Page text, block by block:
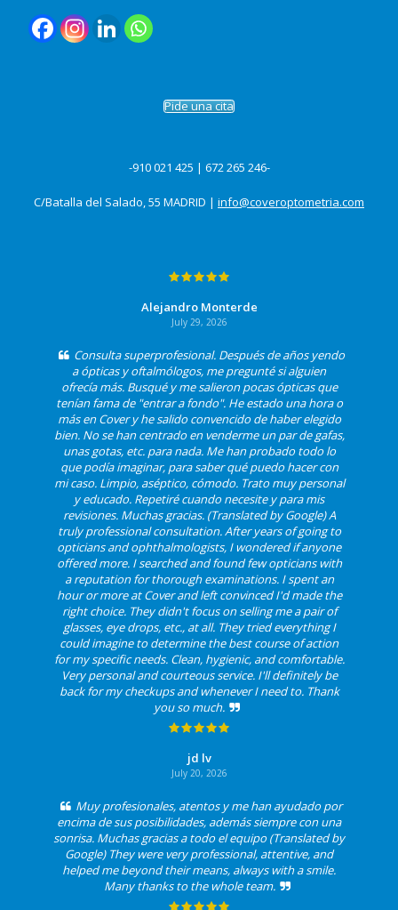
Pide una cita
-910 021 425 | 672 265 246-
C/Batalla del Salado, 55 MADRID | info@coveroptometria.com
Alejandro Monterde
July 29, 2026
Consulta superprofesional. Después de años yendo
a ópticas y oftalmólogos, me pregunté si alguien
ofrecía más. Busqué y me salieron pocas ópticas que
tenían fama de "entrar a fondo". He estado una hora o
más en Cover y he salido convencido de haber elegido
bien. No se han centrado en venderme un par de gafas,
unas gotas, etc. para nada. Me han probado todo lo
que podía imaginar, para saber qué puedo hacer con
mi caso. Limpio, aséptico, cómodo. Trato muy personal
y educado. Repetiré cuando necesite y para mis
revisiones. Muchas gracias. (Translated by Google) A
truly professional consultation. After years of going to
opticians and ophthalmologists, I wondered if anyone
offered more. I searched and found few opticians with
a reputation for thorough examinations. I spent an
hour or more at Cover and left convinced I'd made the
right choice. They didn't focus on selling me a pair of
glasses, eye drops, etc., at all. They tried everything I
could imagine to determine the best course of action
for my specific needs. Clean, hygienic, and comfortable.
Very personal and courteous service. I'll definitely be
back for my checkups and whenever I need to. Thank
you so much.
jd lv
July 20, 2026
Muy profesionales, atentos y me han ayudado por
encima de sus posibilidades, además siempre con una
sonrisa. Muchas gracias a todo el equipo (Translated by
Google) They were very professional, attentive, and
helped me beyond their means, always with a smile.
Many thanks to the whole team.